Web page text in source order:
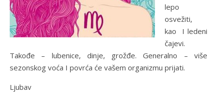
lepo
osvežiti,
kao I ledeni
čajevi.
Takođe – lubenice, dinje, grožđe. Generalno – više
sezonskog voća I povrća će vašem organizmu prijati.
Ljubav